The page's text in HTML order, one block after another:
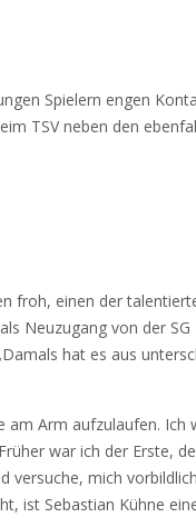
Spielern engen
TSV neben den
froh, einen der
Neuzugang von der SG
hat es aus
am Arm aufzulaufen. Ich
war ich der Erste,
versuche, mich
ist Sebastian Kühne